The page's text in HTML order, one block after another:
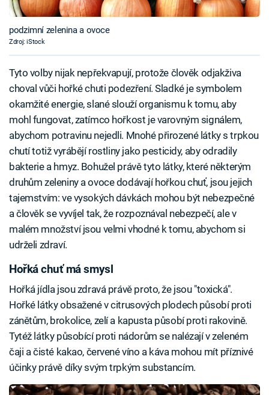
podzimní zelenina a ovoce
Zdroj: iStock
Tyto volby nijak nepřekvapují, protože člověk odjakživa
choval vůči hořké chuti podezření. Sladké je symbolem
okamžité energie, slané slouží organismu k tomu, aby
mohl fungovat, zatímco hořkost je varovným signálem,
abychom potravinu nejedli. Mnohé přirozené látky s trpkou
chutí totiž vyrábějí rostliny jako pesticidy, aby odradily
bakterie a hmyz. Bohužel právě tyto látky, které některým
druhům zeleniny a ovoce dodávají hořkou chuť, jsou jejich
tajemstvím: ve vysokých dávkách mohou být nebezpečné
a člověk se vyvíjel tak, že rozpoznával nebezpečí, ale v
malém množství jsou velmi vhodné k tomu, abychom si
udrželi zdraví.
Hořká chuť má smysl
Hořká jídla jsou zdravá právě proto, že jsou "toxická".
Hořké látky obsažené v citrusových plodech působí proti
zánětům, brokolice, zelí a kapusta působí proti rakovině.
Tytéž látky působící proti nádorům se nalézají v zeleném
čaji a čisté kakao, červené víno a káva mohou mít příznivé
účinky právě díky svým trpkým substancím.